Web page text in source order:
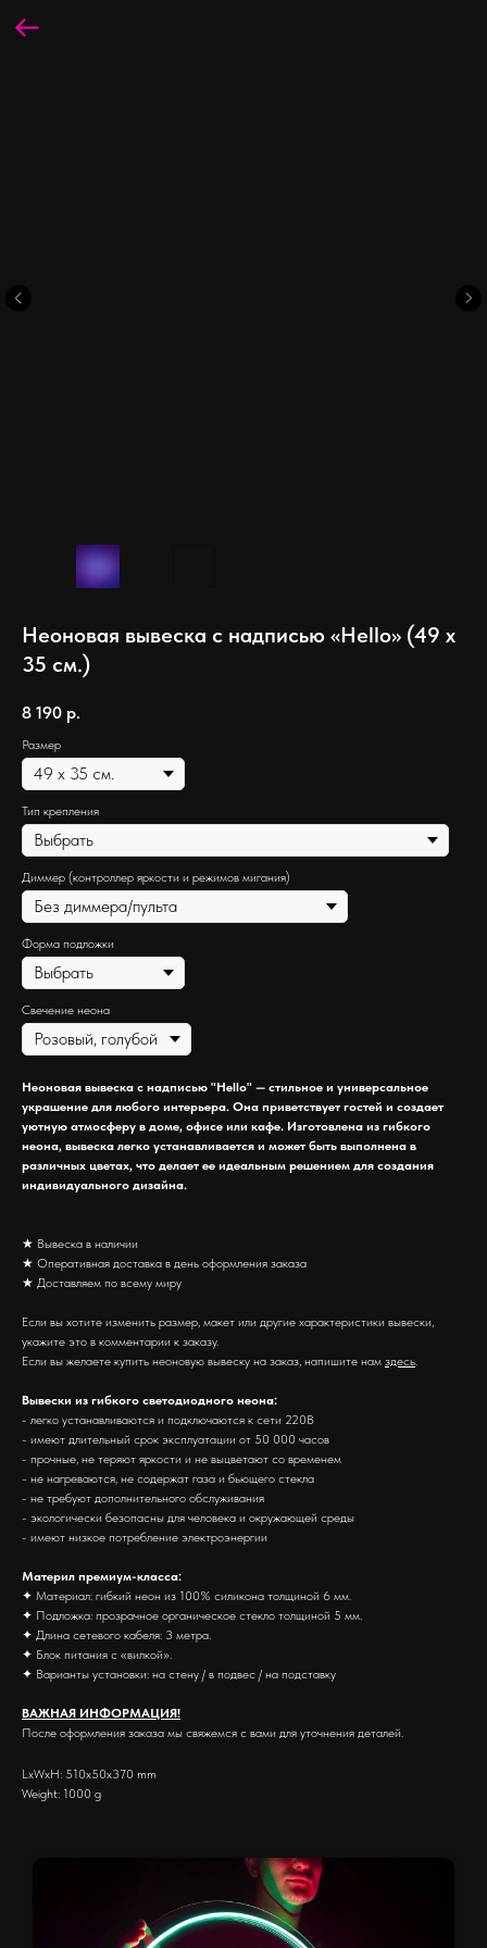
Неоновая вывеска с надписью «Hello» (49 х
35 см.)
8 190 р.
Размер
Тип крепления
Диммер (контроллер яркости и режимов мигания)
Форма подложки
Свечение неона
Неоновая вывеска с надписью "Hello" — стильное и универсальное
украшение для любого интерьера. Она приветствует гостей и создает
уютную атмосферу в доме, офисе или кафе. Изготовлена из гибкого
неона, вывеска легко устанавливается и может быть выполнена в
различных цветах, что делает ее идеальным решением для создания
индивидуального дизайна.
★ Вывеска в наличии
★ Оперативная доставка в день оформления заказа
★ Доставляем по всему миру
Если вы хотите изменить размер, макет или другие характеристики вывески,
укажите это в комментарии к заказу.
Если вы желаете купить неоновую вывеску на заказ, напишите нам здесь.
Вывески из гибкого светодиодного неона:
- легко устанавливаются и подключаются к сети 220В
- имеют длительный срок эксплуатации от 50 000 часов
- прочные, не теряют яркости и не выцветают со временем
- не нагреваются, не содержат газа и бьющего стекла
- не требуют дополнительного обслуживания
- экологически безопасны для человека и окружающей среды
- имеют низкое потребление электроэнергии
Материл премиум-класса:
✦ Материал: гибкий неон из 100% силикона толщиной 6 мм.
✦ Подложка: прозрачное органическое стекло толщиной 5 мм.
✦ Длина сетевого кабеля: 3 метра.
✦ Блок питания с «вилкой».
✦ Варианты установки: на стену / в подвес / на подставку
ВАЖНАЯ ИНФОРМАЦИЯ!
После оформления заказа мы свяжемся с вами для уточнения деталей.
LxWxH: 510x50x370 mm
Weight: 1000 g